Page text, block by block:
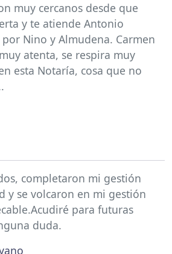
muy cercanos desde que
y te atiende Antonio
Nino y Almudena. Carmen
atenta, se respira muy
esta Notaría, cosa que no
completaron mi gestión
y se volcaron en mi gestión
para futuras
duda.